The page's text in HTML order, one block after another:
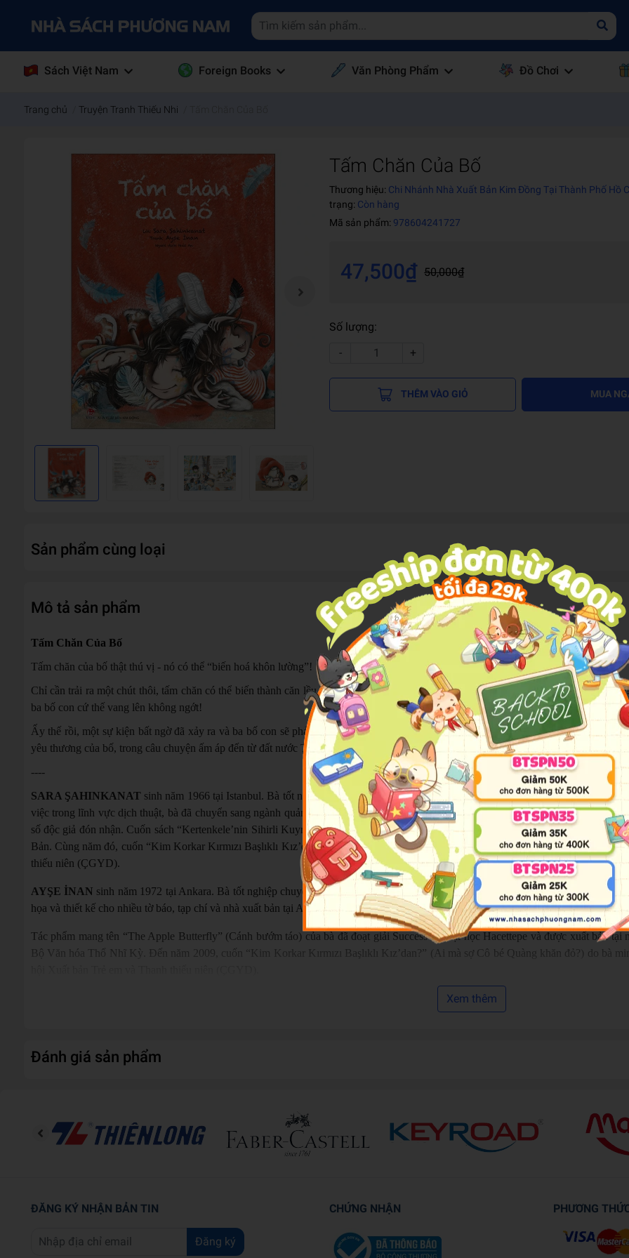
Sách Việt Nam Foreign Books Văn Phòng Phẩm Đồ Chơi
Trang chủ Truyện Tranh Thiếu Nhi
Tấm Chăn Của Bố
Thương hiệu: Chi Nhánh Nhà Xuất Bản Kim Đồng Tại Thành Phố Hồ
trạng: Còn hàng
Mã sản phẩm: 978604241727
47,500₫ 50,000₫
Số lượng:
-
+
THÊM VÀO GIỎ MUA
Sản phẩm cùng loại
Mô tả sản phẩm
Tấm Chăn Của Bố
Tấm chăn của bố thật thú vị - nó có thể “biến hoá khôn lường”!
Chỉ cần trải ra một chút thôi, tấm chăn có thể biến thành căn lều bí mật, chiếc bè lênh đênh giữa biển, hay chiếc võng đu đưa thật
ba bố con cứ thế vang lên không ngớt!
Ấy thế rồi, một sự kiện bất ngờ đã xảy ra và ba bố con sẽ phải tận dụng sức mạnh từ tấm chăn “nhiệm màu”. Đó là sự kiện gì
yêu thương của bố, trong câu chuyện ấm áp đến từ đất nước Thổ Nhĩ Kỳ!
----
SARA ŞAHINKANAT sinh năm 1966 tại Istanbul. Bà tốt nghiệp Học viện Üsküdar American dành cho nữ sinh và tốt nghiệp
việc trong lĩnh vực dịch thuật, bà đã chuyển sang ngành quảng cáo. Con trai bà, Tan, sinh năm 2001. Những cuốn sách tranh ban
số độc giả đón nhận. Cuốn sách “Kertenkele’nin Sihirli Kuyruğu” (Chiếc đuôi thần kì của thằn lằn) đoạt giải Acceptance tại Cuộc
Bản. Cùng năm đó, cuốn “Kim Korkar Kırmızı Başlıklı Kız’dan?” (Ai mà sợ Cô bé Quàng khăn đỏ?) của bà cũng thắng giải Sách
thiếu niên (ÇGYD).
AYŞE İNAN sinh năm 1972 tại Ankara. Bà tốt nghiệp chuyên ngành Thiết kế Đồ họa tại Trường Mĩ thuật thuộc Đại học Hacettepe
họa và thiết kế cho nhiều tờ báo, tạp chí và nhà xuất bản tại Ankara, đồng thời góp mặt trong nhiều triển lãm ở trong nước lẫn quốc tế.
Tác phẩm mang tên “The Apple Butterfly” (Cánh bướm táo) của bà đã đoạt giải Success tại Đại học Hacettepe và được xuất bản
Bộ Văn hóa Thổ Nhĩ Kỳ. Đến năm 2009, cuốn “Kim Korkar Kırmızı Başlıklı Kız’dan?” (Ai mà sợ Cô bé Quàng khăn đỏ?) do bà
Độ tuổi 6 - 11
Nhà Xuất Bản Kim Đồng
Người dịch
NXB Kim Đồng
Xem thêm
Đánh giá sản phẩm
ĐĂNG KÝ NHẬN BẢN TIN
Đăng ký
CHỨNG NHẬN PHƯƠNG